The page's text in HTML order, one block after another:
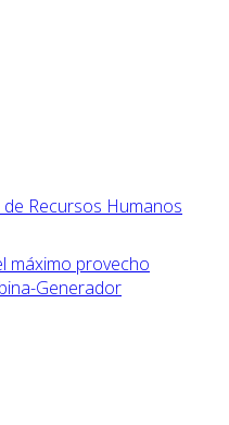
Recursos Humanos
máximo provecho
Generador